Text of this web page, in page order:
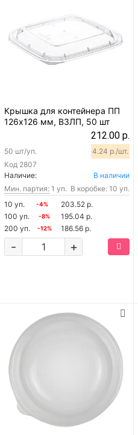
Крышка для контейнера ПП
126х126 мм, ВЗЛП, 50 шт
212.00 р.
Код 2807
50 шт/уп. 4.24 р./шт.
Наличие:
В наличии
Мин. партия: 1 уп. В коробке: 10 уп.
10 уп.
-4%
203.52 р.
100 уп.
-8%
195.04 р.
200 уп.
-12% 186.56 р.
+
-